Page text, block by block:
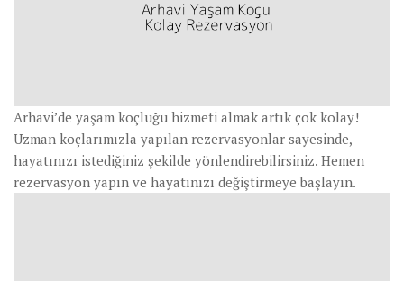
Arhavi’de yaşam koçluğu hizmeti almak artık çok kolay!
Uzman koçlarımızla yapılan rezervasyonlar sayesinde,
hayatınızı istediğiniz şekilde yönlendirebilirsiniz. Hemen
rezervasyon yapın ve hayatınızı değiştirmeye başlayın.